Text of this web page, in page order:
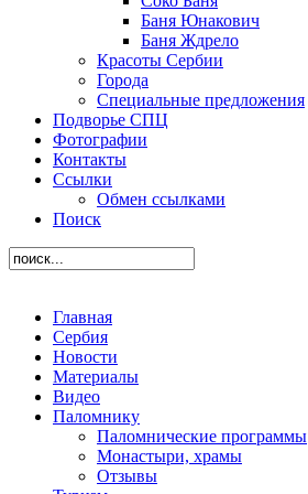
Баня Юнакович
Баня Ждрело
Красоты Сербии
Города
Специальные предложения
Подворье СПЦ
Фотографии
Контакты
Ссылки
Обмен ссылками
Поиск
Главная
Сербия
Новости
Материалы
Видео
Паломнику
Паломнические программы
Монастыри, храмы
Отзывы